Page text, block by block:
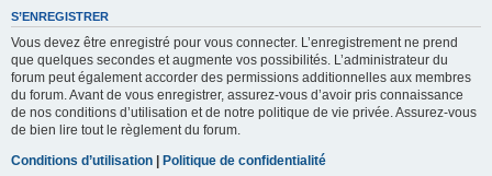
S’ENREGISTRER
Vous devez être enregistré pour vous connecter. L’enregistrement ne prend
que quelques secondes et augmente vos possibilités. L’administrateur du
forum peut également accorder des permissions additionnelles aux membres
du forum. Avant de vous enregistrer, assurez-vous d’avoir pris connaissance
de nos conditions d’utilisation et de notre politique de vie privée. Assurez-vous
de bien lire tout le règlement du forum.
Conditions d’utilisation | Politique de confidentialité